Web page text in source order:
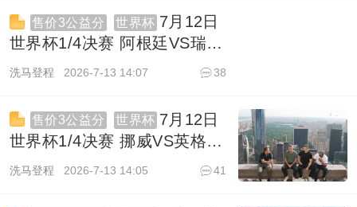
售价3公益分 世界杯 7月12日
世界杯1/4决赛 阿根廷VS瑞士
1080P 英语 ITV HD 10.3G
洗马登程 2026-7-13 14:07
38
售价3公益分 世界杯 7月12日
世界杯1/4决赛 挪威VS英格兰
1080P 英语 ITV HD 13.8G
洗马登程 2026-7-13 14:05
41